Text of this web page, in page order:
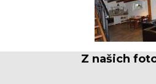
Z našich